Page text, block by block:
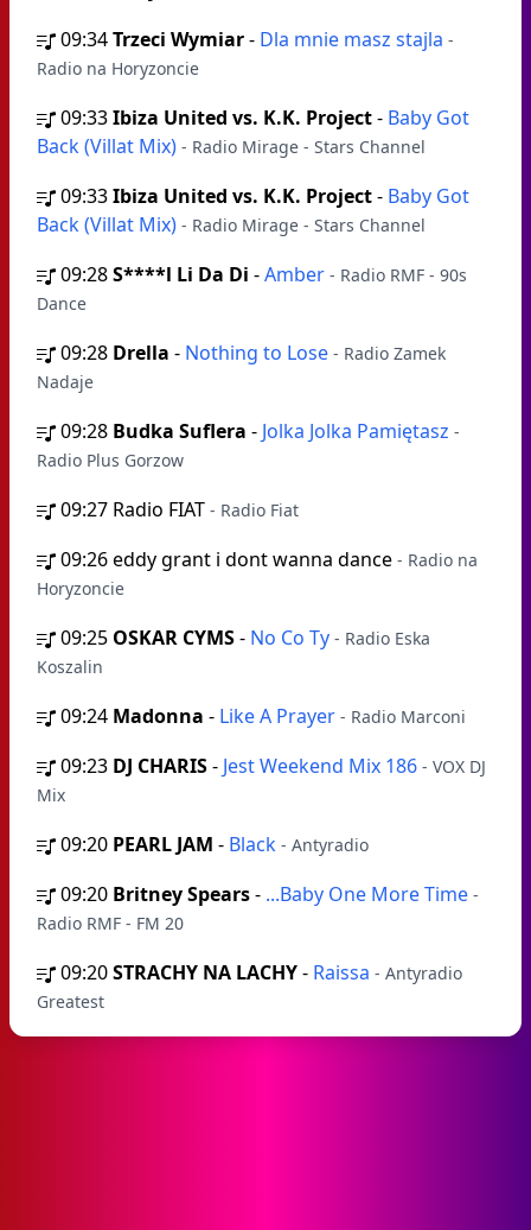
09:34Trzeci Wymiar- Dla mnie masz stajla -
Radio na Horyzoncie
09:33Ibiza United vs. K.K. Project- Baby Got
Back (Villat Mix) - Radio Mirage - Stars Channel
09:33Ibiza United vs. K.K. Project- Baby Got
Back (Villat Mix) - Radio Mirage - Stars Channel
09:28S****l Li Da Di -Amber - Radio RMF - 90s
Dance
09:28 Drella - Nothing to Lose - Radio Zamek
Nadaje
09:28 Budka Suflera - Jolka Jolka Pamiętasz -
Radio Plus Gorzow
09:27 Radio FIAT - Radio Fiat
09:26eddy grant i dont wanna dance - Radio na
Horyzoncie
09:25 OSKAR CYMS- No Co Ty - Radio Eska
Koszalin
09:24 Madonna - Like A Prayer - Radio Marconi
09:23 DJ CHARIS- Jest Weekend Mix 186 - VOX DJ
Mix
09:20 PEARL JAM - Black - Antyradio
09:20 Britney Spears- ...Baby One More Time -
Radio RMF - FM 20
09:20STRACHY NA LACHY- Raissa - Antyradio
Greatest